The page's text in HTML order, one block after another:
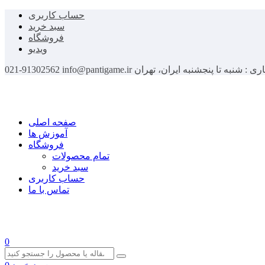
حساب کاربری
سبد خرید
فروشگاه
ویدیو
021-91302562 info@pantigame.ir : شنبه تا پنجشنبه ایران، تهران
صفحه اصلی
آموزش ها
فروشگاه
تمام محصولات
سبد خرید
حساب کاربری
تماس با ما
0